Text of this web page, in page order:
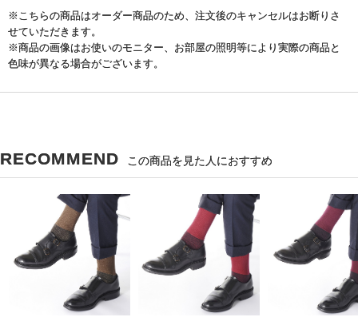
※こちらの商品はオーダー商品のため、注文後のキャンセルはお断りさ
せていただきます。
※商品の画像はお使いのモニター、お部屋の照明等により実際の商品と
色味が異なる場合がございます。
RECOMMEND この商品を見た人におすすめ